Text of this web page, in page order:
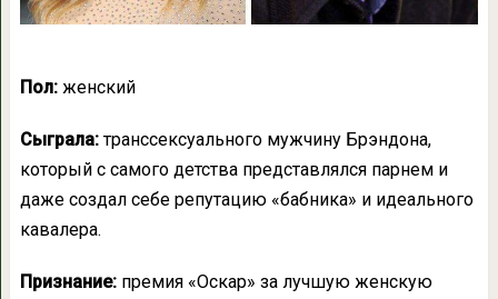
Пол:женский
Сыграла:транссексуального мужчину Брэндона,
который с самого детства представлялся парнем и
даже создал себе репутацию «бабника» и идеального
кавалера.
Признание:премия «Оскар» за лучшую женскую